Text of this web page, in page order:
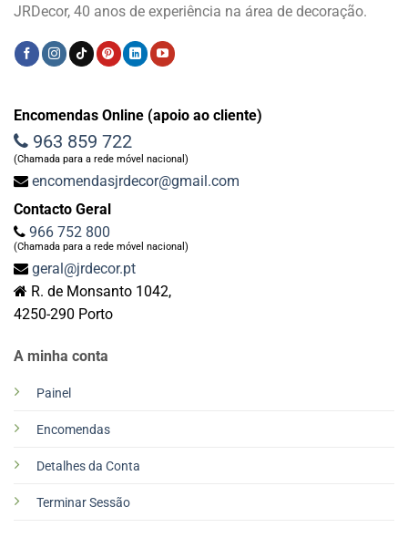
JRDecor, 40 anos de experiência na área de decoração.
A minha conta
Painel
Encomendas
Detalhes da Conta
Terminar Sessão
Encomendas Online (apoio ao cliente)
963 859 722
(Chamada para a rede móvel nacional)
encomendasjrdecor@gmail.com
Contacto Geral
966 752 800
(Chamada para a rede móvel nacional)
geral@jrdecor.pt
R. de Monsanto 1042,
4250-290 Porto